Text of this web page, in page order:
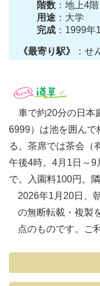
階数 ：地上4階
用途 ：大学
完成 ：1999年
《最寄り駅》 ：せ
車で約20分の日本
6999）は池を囲んで
る。茶席では茶会（
午後4時。4月1日～9
で。入園料100円。
2026年1月20日、
の無断転載・複製
点のものです。ご